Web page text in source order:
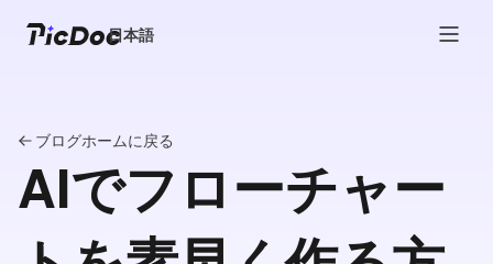
日本語
ブログホームに戻る
AIでフローチャー